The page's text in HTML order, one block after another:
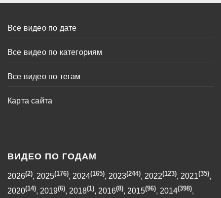
Все видео по дате
Все видео по категориям
Все видео по тегам
Карта сайта
ВИДЕО ПО ГОДАМ
2026(2), 2025(176), 2024(165), 2023(244), 2022(123), 2021(35),
2020(14), 2019(6), 2018(1), 2016(8), 2015(96), 2014(398),